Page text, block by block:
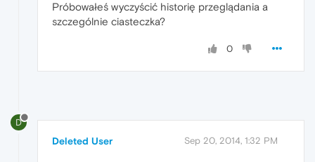
Próbowałeś wyczyścić historię przeglądania a
szczególnie ciasteczka?
0
D
Deleted User Sep 20, 2014, 1:32 PM